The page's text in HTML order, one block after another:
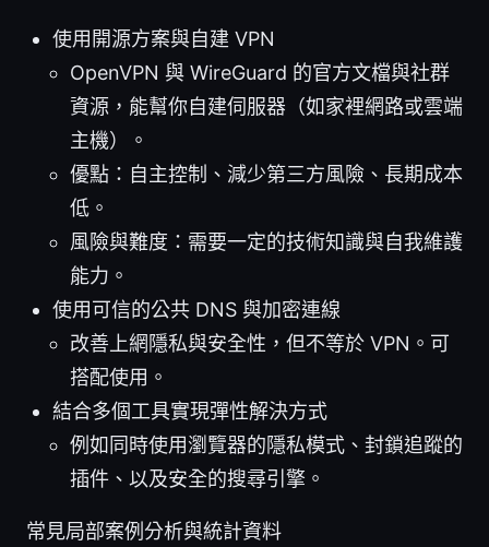
使用開源方案與自建 VPN
OpenVPN 與 WireGuard 的官方文檔與社群
資源，能幫你自建伺服器（如家裡網路或雲端
主機）。
優點：自主控制、減少第三方風險、長期成本
低。
風險與難度：需要一定的技術知識與自我維護
能力。
使用可信的公共 DNS 與加密連線
改善上網隱私與安全性，但不等於 VPN。可
搭配使用。
結合多個工具實現彈性解決方式
例如同時使用瀏覽器的隱私模式、封鎖追蹤的
插件、以及安全的搜尋引擎。
常見局部案例分析與統計資料